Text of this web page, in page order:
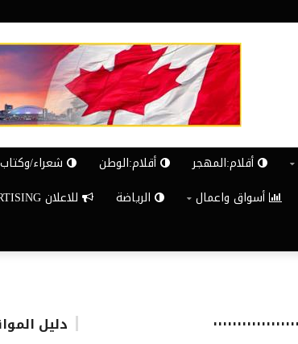
أقلام:المهجر أقلام:الوطن شعراء/وكتاب
أسواق واعمال الرياضة
للاعلان ADVERTISING
دليل